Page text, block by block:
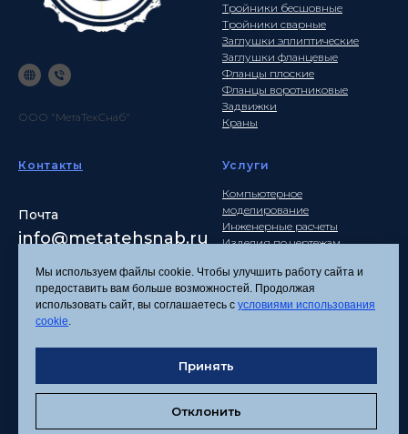
ООО "МетаТехСнаб"
Тройники бесшовные
Тройники сварные
Заглушки эллиптические
Заглушки фланцевые
Фланцы плоские
Фланцы воротниковые
Задвижки
Краны
Контакты
Почта
info@metatehsnab.ru
Услуги
Компьютерное
моделирование
Инженерные расчеты
Изделия по чертежам
Политика
Согласие на обработку
персональных данных
Соглашение об
Мы используем файлы cookie. Чтобы улучшить работу сайта и
предоставить вам больше возможностей. Продолжая
использовать сайт, вы соглашаетесь с условиями использования
cookie.
Принять
Отклонить